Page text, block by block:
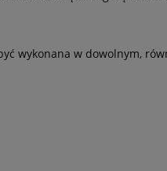
wykonana w dowolnym,